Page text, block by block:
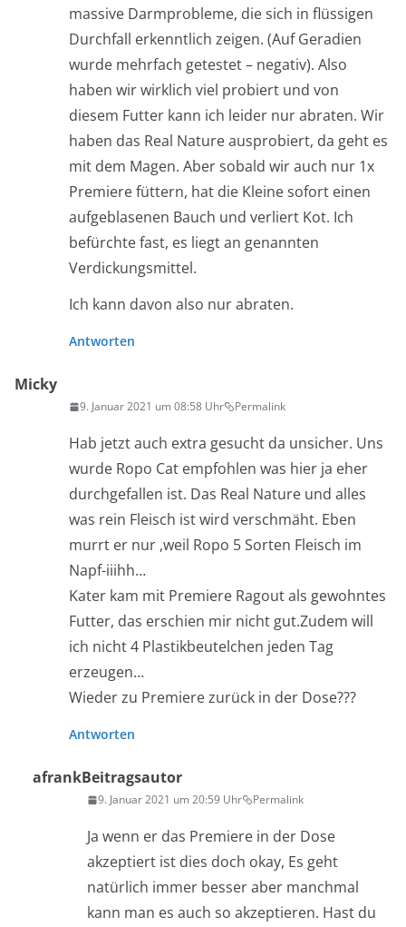
massive Darmprobleme, die sich in flüssigen
Durchfall erkenntlich zeigen. (Auf Geradien
wurde mehrfach getestet – negativ). Also
haben wir wirklich viel probiert und von
diesem Futter kann ich leider nur abraten. Wir
haben das Real Nature ausprobiert, da geht es
mit dem Magen. Aber sobald wir auch nur 1x
Premiere füttern, hat die Kleine sofort einen
aufgeblasenen Bauch und verliert Kot. Ich
befürchte fast, es liegt an genannten
Verdickungsmittel.
Ich kann davon also nur abraten.
Antworten
Micky
9. Januar 2021 um 08:58 Uhr Permalink
Hab jetzt auch extra gesucht da unsicher. Uns
wurde Ropo Cat empfohlen was hier ja eher
durchgefallen ist. Das Real Nature und alles
was rein Fleisch ist wird verschmäht. Eben
murrt er nur ,weil Ropo 5 Sorten Fleisch im
Napf-iiihh…
Kater kam mit Premiere Ragout als gewohntes
Futter, das erschien mir nicht gut.Zudem will
ich nicht 4 Plastikbeutelchen jeden Tag
erzeugen…
Wieder zu Premiere zurück in der Dose???
Antworten
afrankBeitragsautor
9. Januar 2021 um 20:59 Uhr Permalink
Ja wenn er das Premiere in der Dose
akzeptiert ist dies doch okay, Es geht
natürlich immer besser aber manchmal
kann man es auch so akzeptieren. Hast du